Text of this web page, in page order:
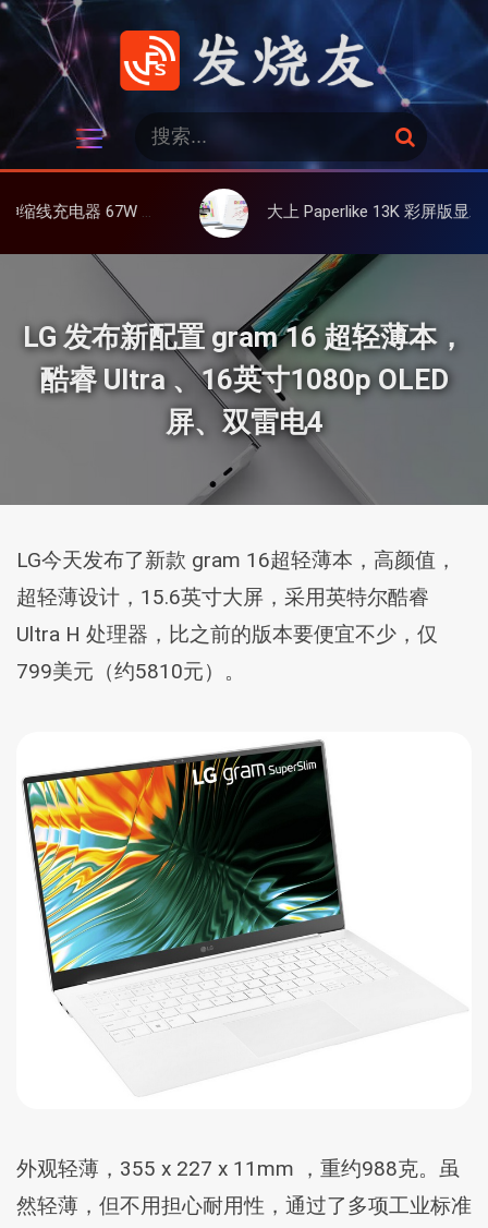
跳
发烧友
：
搜
索
镓、3C多设备同时充 大上 Paperlike 13K 彩屏版显示屏，13.3英寸高刷彩色墨水屏
LG 发布新配置 gram 16 超轻薄本，
酷睿 Ultra 、16英寸1080p OLED
屏、双雷电4
LG今天发布了新款 gram 16超轻薄本，高颜值，
超轻薄设计，15.6英寸大屏，采用英特尔酷睿
Ultra H 处理器，比之前的版本要便宜不少，仅
799美元（约5810元）。
外观轻薄，355 x 227 x 11mm ，重约988克。虽
然轻薄，但不用担心耐用性，通过了多项工业标准